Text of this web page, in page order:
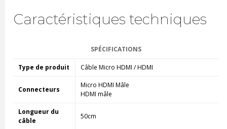
Caractéristiques techniques
SPÉCIFICATIONS
Type de produit Câble Micro HDMI / HDMI
Connecteurs
Micro HDMI Mâle
HDMI mâle
Longueur du
câble
50cm